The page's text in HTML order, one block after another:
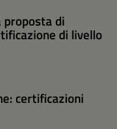
proposta di
di livello
certificazioni